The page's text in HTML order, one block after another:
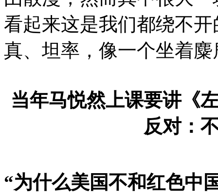
看起来这是我们都绕不
真、坦率，像一个坐着
当年马悦然上课要讲《
反对：
“为什么美国不和红色中